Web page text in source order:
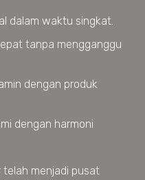
dalam waktu singkat.
tanpa mengganggu
dengan produk
dengan harmoni
telah menjadi pusat